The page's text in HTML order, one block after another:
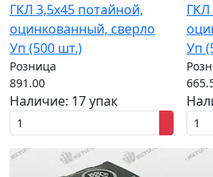
ГКЛ 3,5x45 потайной,
оцинкованный, сверло
Уп (500 шт.)
Розница
891.00
Наличие: 17 упак
ГКЛ
Уп